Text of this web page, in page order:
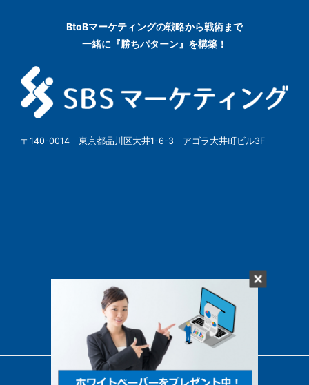
BtoBマーケティングの戦略から戦術まで
一緒に『勝ちパターン』を構築！
〒140-0014 東京都品川区大井1-6-3 アゴラ大井町ビル3F
© SBSMarketing Co., Ltd.